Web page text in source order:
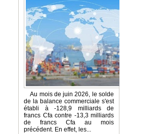
Au mois de juin 2026, le solde
de la balance commerciale s'est
établi à -128,9 milliards de
francs Cfa contre -13,3 milliards
de francs Cfa au mois
précédent. En effet, les...